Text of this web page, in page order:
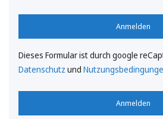
Anmelden
Dieses Formular ist durch google
Datenschutz und
Anmelden